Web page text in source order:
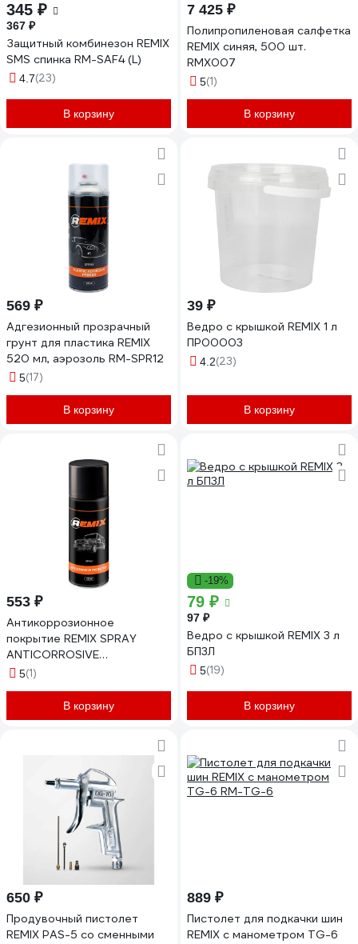
345 ₽
367 ₽
Защитный комбинезон REMIX
SMS спинка RM-SAF4 (L)
4.7(23)
В корзину
7 425 ₽
Полипропиленовая салфетка
REMIX синяя, 500 шт.
RMX007
5(1)
В корзину
569 ₽
Адгезионный прозрачный
грунт для пластика REMIX
520 мл, аэрозоль RM-SPR12
5(17)
В корзину
39 ₽
Ведро с крышкой REMIX 1 л
ПР00003
4.2(23)
В корзину
553 ₽
Антикоррозионное
покрытие REMIX SPRAY
ANTICORROSIVE
PROTECTION BLACK 520 мл
5(1)
В корзину
-19%
79 ₽
97 ₽
Ведро с крышкой REMIX 3 л
БП3Л
5(19)
В корзину
650 ₽
Продувочный пистолет
REMIX PАS-5 со сменными
889 ₽
Пистолет для подкачки шин
REMIX с манометром TG-6